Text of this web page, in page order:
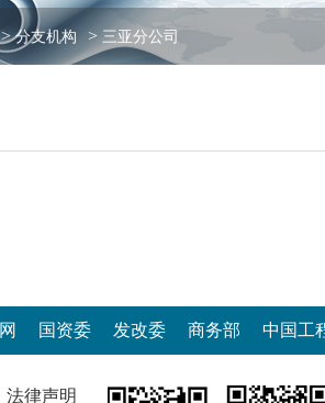
>分支机构 >三亚分公司